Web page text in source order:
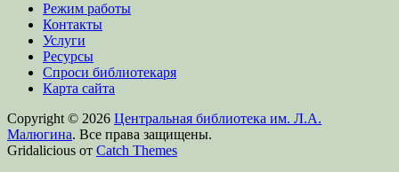
Режим работы
Контакты
Услуги
Ресурсы
Спроси библиотекаря
Карта сайта
Copyright © 2026 Центральная библиотека им. Л.А.
Малюгина. Все права защищены.
Gridalicious от Catch Themes